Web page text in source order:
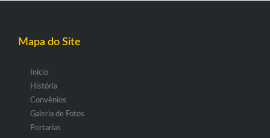
Mapa do Site
Início
História
Convênios
Galeria de Fotos
Portarias